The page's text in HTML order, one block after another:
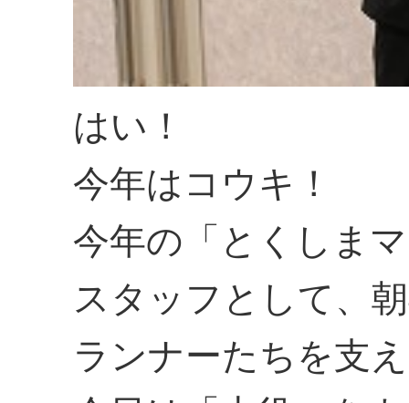
はい！
今年はコウキ！
今年の「とくしま
スタッフとして、
ランナーたちを支